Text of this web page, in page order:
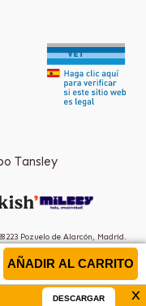
AÑADIR AL CARRITO
DESCARGAR x
Tansley
Pozuelo de Alarcón, Madrid.